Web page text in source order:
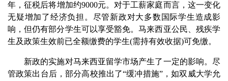
年，征税后将增加约9000元。对于工薪家庭而言，这一变化
无疑增加了经济负担。尽管新政对大多数国际学生造成影
响，但仍有部分学生可以享受豁免。马来西亚公民、残疾学
生及政策生效前已全额缴费的学生(需持有效收据)可免缴。
新政的实施对马来西亚留学市场产生了一定的影响。尽
管政策出台后，部分高校推出了“缓冲措施”，如双威大学允